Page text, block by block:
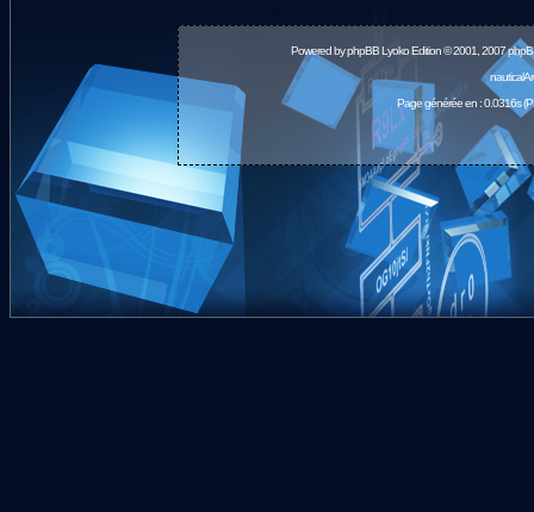
Powered byphpBBLyoko Edition © 2001, 2007
Page générée en : 0.0316s